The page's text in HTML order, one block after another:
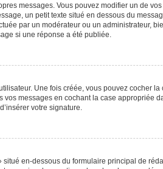
messages. Vous pouvez modifier un de
un petit texte situé en dessous du
par un modérateur ou un administrateur,
si une réponse a été publiée.
Une fois créée, vous pouvez cocher
messages en cochant la case appropriée
votre signature.
en-dessous du formulaire principal de